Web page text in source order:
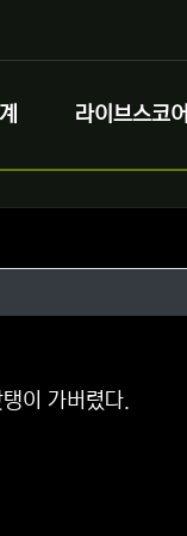
라이브스코어
이 가버렸다.